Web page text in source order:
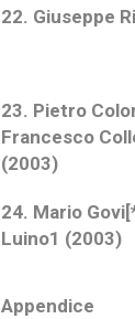
22. Giuseppe
23. Pietro
Francesco
(2003)
24. Mario
Luino1 (2003)
Appendice